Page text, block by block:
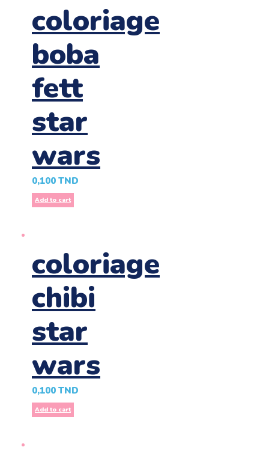
coloriage
boba
fett
star
wars
0,100 TND
Add to cart
coloriage
chibi
star
wars
0,100 TND
Add to cart